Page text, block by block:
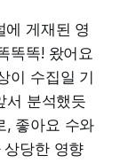
에 게재된 영
똑똑! 왔어요
이 수집일 기
서 분석했듯
, 좋아요 수와
상당한 영향